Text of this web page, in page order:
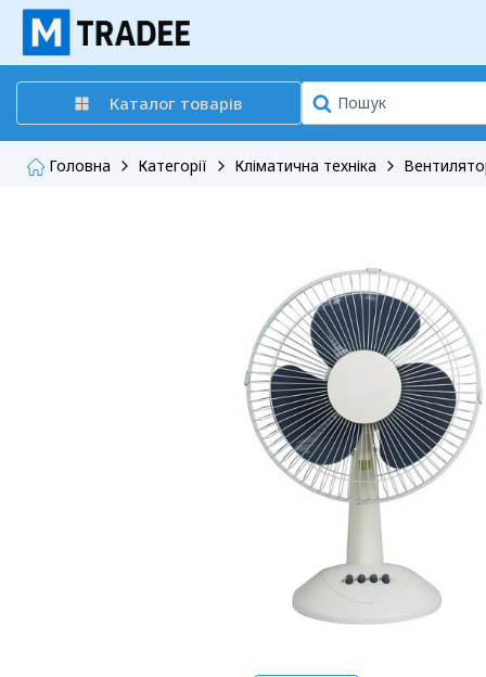
Каталог товарів
Головна Категорії Кліматична техніка